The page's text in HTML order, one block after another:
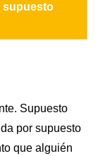
supuesto
Supuesto
por supuesto
que alguién